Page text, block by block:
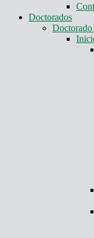
Doctorados
Doctorado